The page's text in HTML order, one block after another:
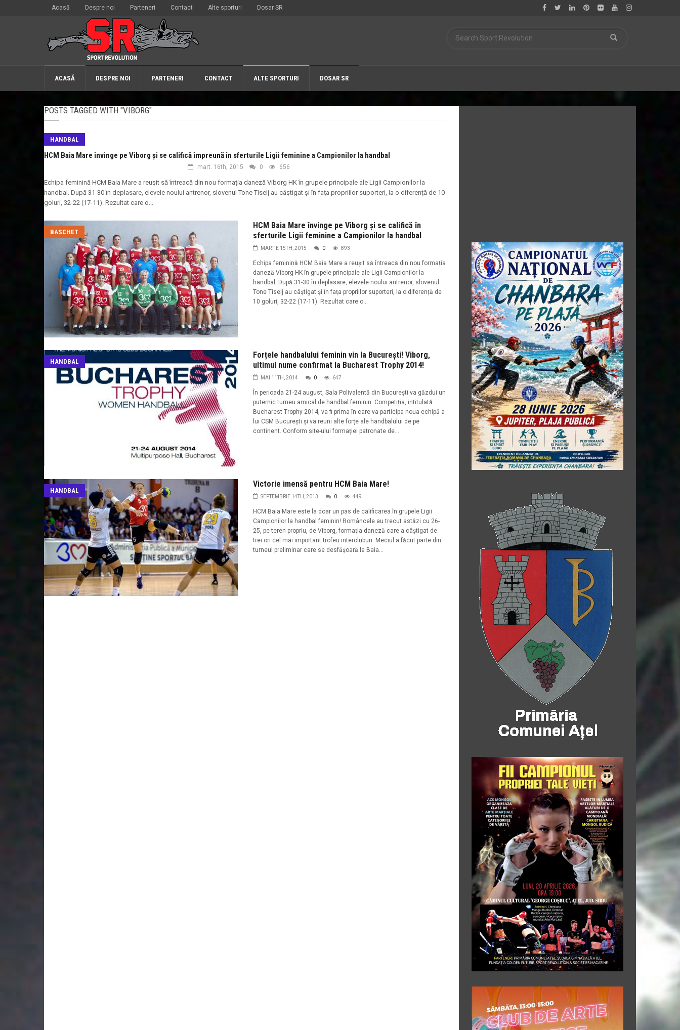
Acasă Despre noi Parteneri Contact Alte sporturi Dosar SR
ACASĂ DESPRE NOI PARTENERI CONTACT ALTE SPORTURI DOSAR SR
POSTS TAGGED WITH "VIBORG"
HANDBAL
HCM Baia Mare învinge pe Viborg și se califică împreună în sferturile Ligii feminine a Campionilor la handbal
mart. 16th, 2015 0 656
Echipa feminină HCM Baia Mare a reușit să întreacă din nou formația daneză Viborg HK în grupele principale ale Ligii Campionilor la
handbal. După 31-30 în deplasare, elevele noului antrenor, slovenul Tone Tiselj au câștigat și în fața propriilor suporteri, la o diferență de 10
goluri, 32-22 (17-11). Rezultat care o...
BASCHET
HCM Baia Mare învinge pe Viborg și se califică în
sferturile Ligii feminine a Campionilor la handbal
MARTIE 15TH, 2015 0 893
Echipa feminină HCM Baia Mare a reușit să întreacă din nou formația
daneză Viborg HK în grupele principale ale Ligii Campionilor la
handbal. După 31-30 în deplasare, elevele noului antrenor, slovenul
Tone Tiselj au câștigat și în fața propriilor suporteri, la o diferență de
10 goluri, 32-22 (17-11). Rezultat care o...
HANDBAL
Forțele handbalului feminin vin la București! Viborg,
ultimul nume confirmat la Bucharest Trophy 2014!
MAI 11TH, 2014 0 647
În perioada 21-24 august, Sala Polivalentă din București va găzdui un
puternic turneu amical de handbal feminin. Competiția, intitulată
Bucharest Trophy 2014, va fi prima în care va participa noua echipă a
lui CSM București și va reuni alte forțe ale handbalului de pe
continent. Conform site-ului formației patronate de...
HANDBAL
Victorie imensă pentru HCM Baia Mare!
SEPTEMBRIE 14TH, 2013 0 449
HCM Baia Mare este la doar un pas de calificarea în grupele Ligii
Campionilor la handbal feminin! Româncele au trecut astăzi cu 26-
25, pe teren propriu, de Viborg, formaţia daneză care a câştigat de
trei ori cel mai important trofeu intercluburi. Meciul a făcut parte din
turneul preliminar care se desfăşoară la Baia...